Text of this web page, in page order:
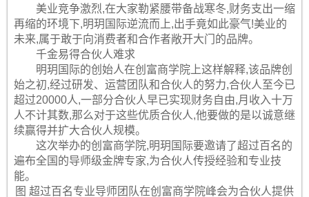
美业竞争激烈,在大家勒紧腰带备战寒冬,财务支出一缩
再缩的环境下,明玥国际逆流而上,出手竟如此豪气!美业的
未来,属于敢于向消费者和合作者敞开大门的品牌。
千金易得合伙人难求
明玥国际的创始人在创富商学院上这样解释,该品牌创
始之初,经过研发、运营团队和合伙人的努力,合伙人至今已
超过20000人,一部分合伙人早已实现财务自由,月收入十万
人不计其数,那么对于这些优质合伙人,他要做的是以诚意继
续赢得并扩大合伙人规模。
这次举办的创富商学院,明玥国际要邀请了超过百名的
遍布全国的导师级金牌专家,为合伙人传授经验和专业技
能。
图 超过百名专业导师团队在创富商学院峰会为合伙人提供